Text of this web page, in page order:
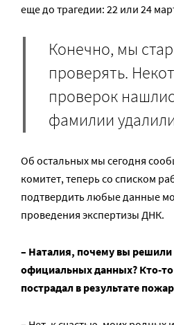
еще до трагедии: 22 или 24
Конечно, мы
проверять.
проверок
фамилии
Об остальных мы сегодня
комитет, теперь со списком
подтвердить любые данные
проведения экспертизы ДНК.
– Наталия, почему вы решили
официальных данных? Кто-
пострадал в результате